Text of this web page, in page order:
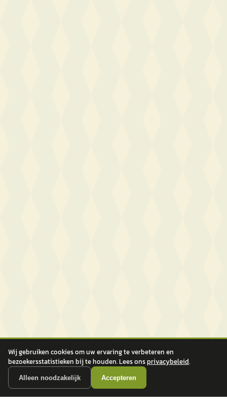
Wij gebruiken cookies om uw ervaring te verbeteren en
bezoekersstatistieken bij te houden. Lees onsprivacybeleid.
Alleen noodzakelijk Accepteren